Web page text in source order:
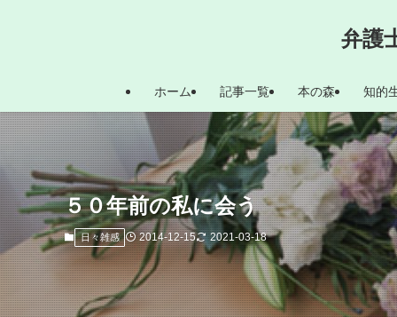
弁護
ホーム 記事一覧 本の森 知的
５０年前の私に会う
日々雑感 2014-12-15 2021-03-18